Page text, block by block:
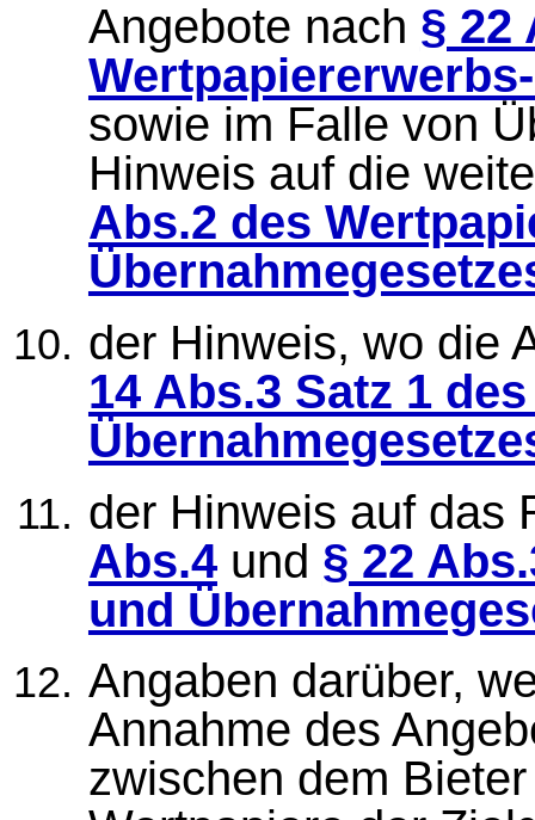
Angebote nach § 22
sowie im Falle von
Hinweis auf die
Abs.2 des
der Hinweis, wo die
14 Abs.3 Satz 1
der Hinweis auf das
Abs.4und § 22
und
Angaben darüber,
Annahme des
zwischen dem